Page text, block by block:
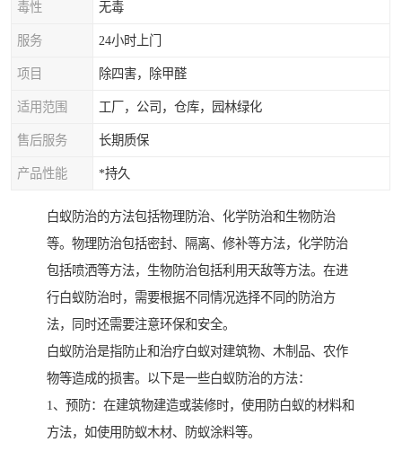
毒性 无毒
服务 24小时上门
项目 除四害，除甲醛
适用范围 工厂，公司，仓库，园林绿化
售后服务 长期质保
产品性能 *持久
白蚁防治的方法包括物理防治、化学防治和生物防治
等。物理防治包括密封、隔离、修补等方法，化学防治
包括喷洒等方法，生物防治包括利用天敌等方法。在进
行白蚁防治时，需要根据不同情况选择不同的防治方
法，同时还需要注意环保和安全。
白蚁防治是指防止和治疗白蚁对建筑物、木制品、农作
物等造成的损害。以下是一些白蚁防治的方法：
1、预防：在建筑物建造或装修时，使用防白蚁的材料和
方法，如使用防蚁木材、防蚁涂料等。